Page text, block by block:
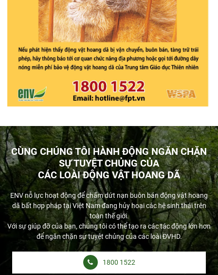
CÙNG CHÚNG TÔI HÀNH ĐỘNG NGĂN CHẶN
SỰ TUYỆT CHỦNG CỦA
CÁC LOÀI ĐỘNG VẬT HOANG DÃ
ENV nỗ lực hoạt động để chấm dứt nạn buôn bán động vật hoang
dã bất hợp pháp tại Việt Nam đang hủy hoại các hệ sinh thái trên
toàn thế giới.
Với sự giúp đỡ của bạn, chúng tôi có thể tạo ra các tác động lớn hơn
để ngăn chặn sự tuyệt chủng của các loài ĐVHD.
1800 1522